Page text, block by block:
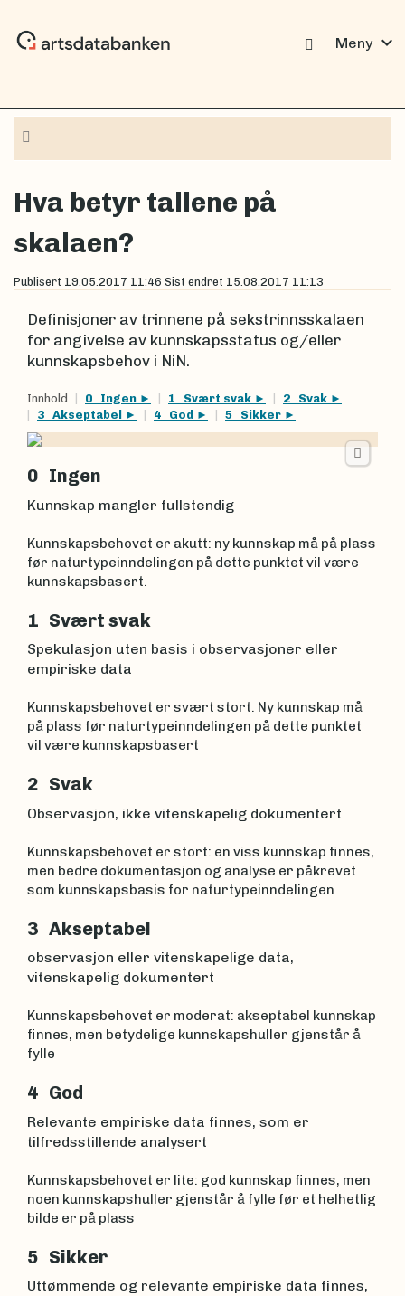
Meny expand_more
Hva betyr tallene på
skalaen?
Publisert 19.05.2017 11:46 Sist endret 15.08.2017 11:13
Definisjoner av trinnene på sekstrinnsskalaen
for angivelse av kunnskapsstatus og/eller
kunnskapsbehov i NiN.
Innhold 0 Ingen 1 Svært svak
2 Svak
3 Akseptabel
4 God 5 Sikker
0 Ingen
Kunnskap mangler fullstendig
Kunnskapsbehovet er akutt: ny kunnskap må på plass
før naturtypeinndelingen på dette punktet vil være
kunnskapsbasert.
1 Svært svak
Spekulasjon uten basis i observasjoner eller
empiriske data
Kunnskapsbehovet er svært stort. Ny kunnskap må
på plass før naturtypeinndelingen på dette punktet
vil være kunnskapsbasert
2 Svak
Observasjon, ikke vitenskapelig dokumentert
Kunnskapsbehovet er stort: en viss kunnskap finnes,
men bedre dokumentasjon og analyse er påkrevet
som kunnskapsbasis for naturtypeinndelingen
3 Akseptabel
observasjon eller vitenskapelige data,
vitenskapelig dokumentert
Kunnskapsbehovet er moderat: akseptabel kunnskap
finnes, men betydelige kunnskapshuller gjenstår å
fylle
4 God
Relevante empiriske data finnes, som er
tilfredsstillende analysert
Kunnskapsbehovet er lite: god kunnskap finnes, men
noen kunnskapshuller gjenstår å fylle før et helhetlig
bilde er på plass
5 Sikker
Uttømmende og relevante empiriske data finnes,